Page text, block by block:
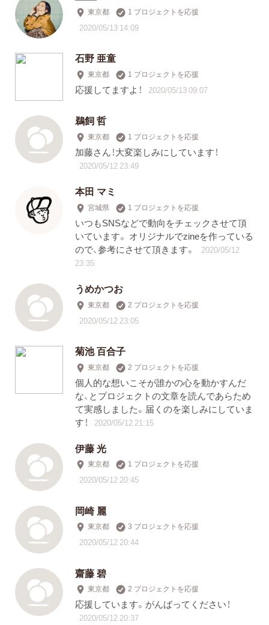
東京都 1 プロジェクトを応援
2020/05/13 14:09
石野 亜童
東京都 1 プロジェクトを応援
応援してますよ！ 2020/05/13 09:07
鵜飼 哲
東京都 1 プロジェクトを応援
加藤さん！大変楽しみにしています！
2020/05/12 23:49
本田 マミ
宮城県 1 プロジェクトを応援
いつもSNSなどで動向をチェックさせて頂
いています。 オリジナルでzineを作っている
ので、参考にさせて頂きます。
2020/05/12
23:35
うめかつお
東京都 2 プロジェクトを応援
2020/05/12 23:05
菊池 百合子
東京都 2 プロジェクトを応援
個人的な想いこそが誰かの心を動かすんだ
な、とプロジェクトの文章を読んであらため
て実感しました。届くのを楽しみにしていま
す！
2020/05/12 21:15
伊藤 光
東京都 1 プロジェクトを応援
2020/05/12 20:45
岡崎 麗
東京都 3 プロジェクトを応援
2020/05/12 20:44
齋藤 碧
東京都 2 プロジェクトを応援
応援しています。がんばってください！
2020/05/12 20:37